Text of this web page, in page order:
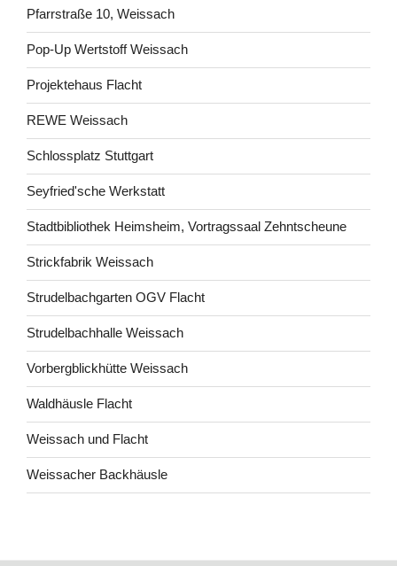
Pfarrstraße 10, Weissach
Pop-Up Wertstoff Weissach
Projektehaus Flacht
REWE Weissach
Schlossplatz Stuttgart
Seyfried'sche Werkstatt
Stadtbibliothek Heimsheim, Vortragssaal Zehntscheune
Strickfabrik Weissach
Strudelbachgarten OGV Flacht
Strudelbachhalle Weissach
Vorbergblickhütte Weissach
Waldhäusle Flacht
Weissach und Flacht
Weissacher Backhäusle